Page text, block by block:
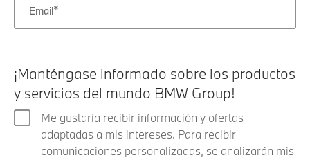
Email
¡Manténgase informado sobre los productos
y servicios del mundo BMW Group!
Me gustaría recibir información y ofertas
adaptadas a mis intereses. Para recibir
comunicaciones personalizadas, se analizarán mis